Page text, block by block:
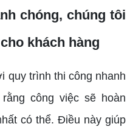
chóng, chúng tôi
khách hàng
quy trình thi công nhanh
công việc sẽ hoàn
có thể. Điều này giúp